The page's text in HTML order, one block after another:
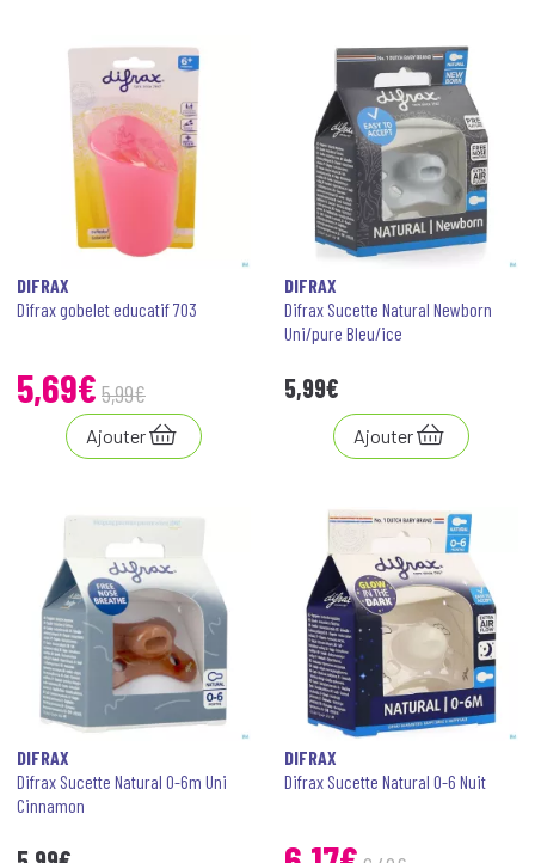
DIFRAX
Difrax gobelet educatif 703
5,69€ 5,99€
Ajouter
DIFRAX
Difrax Sucette Natural Newborn
Uni/pure Bleu/ice
5,99€
Ajouter
DIFRAX
Difrax Sucette Natural 0-6m Uni
Cinnamon
DIFRAX
Difrax Sucette Natural 0-6 Nuit